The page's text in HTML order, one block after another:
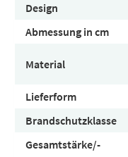
Design
Abmessung in cm
Material
Lieferform
Brandschutzklasse
Gesamtstärke/-